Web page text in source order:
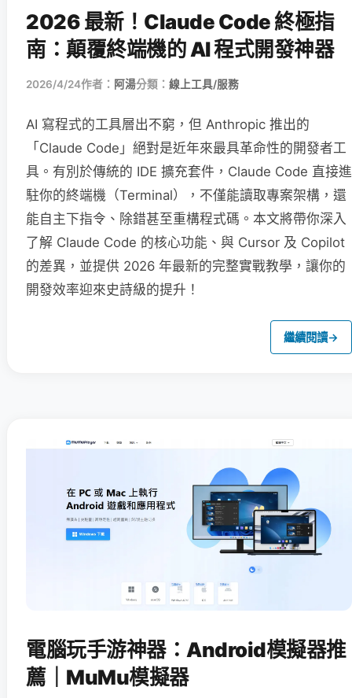
2026 最新！Claude Code 終極指
南：顛覆終端機的 AI 程式開發神器
2026/4/24作者： 阿湯分類： 線上工具/服務
AI 寫程式的工具層出不窮，但 Anthropic 推出的
「Claude Code」絕對是近年來最具革命性的開發者工
具。有別於傳統的 IDE 擴充套件，Claude Code 直接進
駐你的終端機（Terminal），不僅能讀取專案架構，還
能自主下指令、除錯甚至重構程式碼。本文將帶你深入
了解 Claude Code 的核心功能、與 Cursor 及 Copilot
的差異，並提供 2026 年最新的完整實戰教學，讓你的
開發效率迎來史詩級的提升！
繼續閱讀→
電腦玩手游神器：Android模擬器推
薦｜MuMu模擬器